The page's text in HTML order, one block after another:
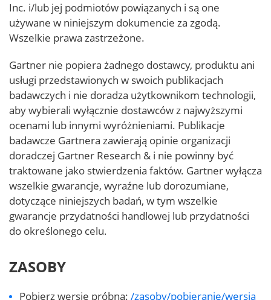
Inc. i/lub jej podmiotów powiązanych i są one
używane w niniejszym dokumencie za zgodą.
Wszelkie prawa zastrzeżone.
Gartner nie popiera żadnego dostawcy, produktu ani
usługi przedstawionych w swoich publikacjach
badawczych i nie doradza użytkownikom technologii,
aby wybierali wyłącznie dostawców z najwyższymi
ocenami lub innymi wyróżnieniami. Publikacje
badawcze Gartnera zawierają opinie organizacji
doradczej Gartner Research & i nie powinny być
traktowane jako stwierdzenia faktów. Gartner wyłącza
wszelkie gwarancje, wyraźne lub dorozumiane,
dotyczące niniejszych badań, w tym wszelkie
gwarancje przydatności handlowej lub przydatności
do określonego celu.
ZASOBY
Pobierz wersję próbną: /zasoby/pobieranie/wersja